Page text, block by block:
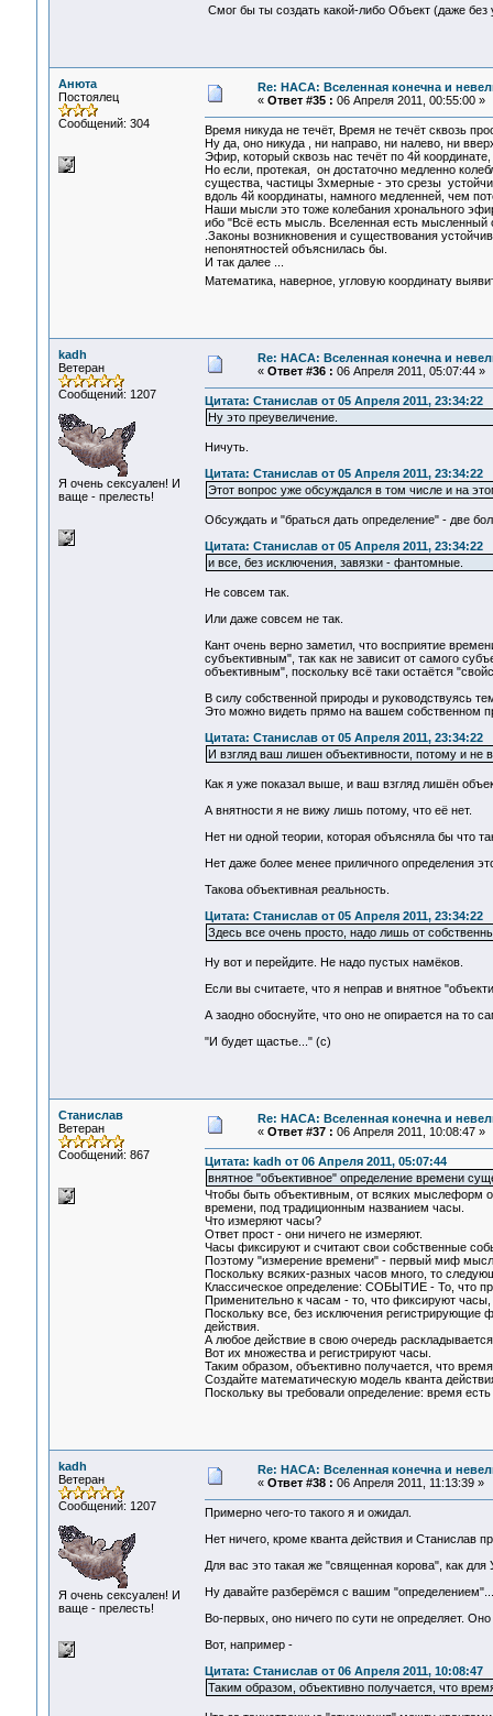
Смог бы ты создать какой-либо Объект (даже
Анюта
Постоялец
Сообщений: 304
Re: НАСА: Вселенная конечна и
« Ответ #35 : 06 Апреля 2011, 00:55:00 »
Время никуда не течёт, Время не течёт сквозь
Ну да, оно никуда , ни направо, ни налево, ни
Эфир, который сквозь нас течёт по 4й
Но если, протекая, он достаточно медленно
существа, частицы 3хмерные - это срезы
вдоль 4й координаты, намного медленней, чем
Наши мысли это тоже колебания хронального
ибо "Всё есть мысль. Вселенная есть мысленный
.Законы возникновения и существования
непонятностей объяснилась бы.
И так далее ...
Математика, наверное, угловую координату
kadh
Ветеран
Сообщений: 1207
Я очень сексуален! И
ваще - прелесть!
Re: НАСА: Вселенная конечна и
« Ответ #36 : 06 Апреля 2011, 05:07:44 »
Цитата: Станислав от 05 Апреля 2011, 23:34:22
Ну это преувеличение.
Ничуть.
Цитата: Станислав от 05 Апреля 2011, 23:34:22
Этот вопрос уже обсуждался в том числе и на
Обсуждать и "браться дать определение" - две
Цитата: Станислав от 05 Апреля 2011, 23:34:22
и все, без исключения, завязки - фантомные.
Не совсем так.
Или даже совсем не так.
Кант очень верно заметил, что восприятие
субъективным", так как не зависит от самого
объективным", поскольку всё таки остаётся
В силу собственной природы и руководствуясь
Это можно видеть прямо на вашем собственном
Цитата: Станислав от 05 Апреля 2011, 23:34:22
И взгляд ваш лишен объективности, потому и не
Как я уже показал выше, и ваш взгляд лишён
А внятности я не вижу лишь потому, что её нет.
Нет ни одной теории, которая объясняла бы что
Нет даже более менее приличного определения
Такова объективная реальность.
Цитата: Станислав от 05 Апреля 2011, 23:34:22
Здесь все очень просто, надо лишь от
Ну вот и перейдите. Не надо пустых намёков.
Если вы считаете, что я неправ и внятное
А заодно обоснуйте, что оно не опирается на то
"И будет щастье..." (с)
Станислав
Ветеран
Сообщений: 867
Re: НАСА: Вселенная конечна и
« Ответ #37 : 06 Апреля 2011, 10:08:47 »
Цитата: kadh от 06 Апреля 2011, 05:07:44
внятное "объективное" определение времени
Чтобы быть объективным, от всяких мыслеформ
времени, под традиционным названием часы.
Что измеряют часы?
Ответ прост - они ничего не измеряют.
Часы фиксируют и считают свои собственные
Поэтому "измерение времени" - первый миф
Поскольку всяких-разных часов много, то
Классическое определение: СОБЫТИЕ - То, что
Применительно к часам - то, что фиксируют
Поскольку все, без исключения регистрирующие
действия.
А любое действие в свою очередь
Вот их множества и регистрируют часы.
Таким образом, объективно получается, что
Создайте математическую модель кванта
Поскольку вы требовали определение: время
kadh
Ветеран
Сообщений: 1207
Я очень сексуален! И
ваще - прелесть!
Re: НАСА: Вселенная конечна и
« Ответ #38 : 06 Апреля 2011, 11:13:39 »
Примерно чего-то такого я и ожидал.
Нет ничего, кроме кванта действия и Станислав
Для вас это такая же "священная корова", как
Ну давайте разберёмся с вашим "определением"...
Во-первых, оно ничего по сути не определяет.
Вот, например -
Цитата: Станислав от 06 Апреля 2011, 10:08:47
Таким образом, объективно получается, что